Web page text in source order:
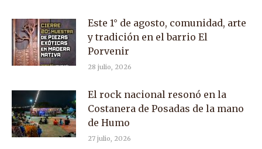
Este 1° de agosto, comunidad, arte
y tradición en el barrio El
Porvenir
28 julio, 2026
El rock nacional resonó en la
Costanera de Posadas de la mano
de Humo
27 julio, 2026